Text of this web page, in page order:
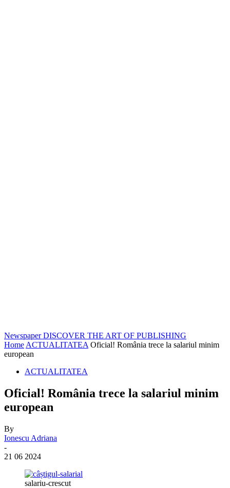
Newspaper DISCOVER THE ART OF PUBLISHING
Home ACTUALITATEA Oficial! România trece la salariul minim
european
ACTUALITATEA
Oficial! România trece la salariul minim
european
By
Ionescu Adriana
-
21 06 2024
salariu-crescut